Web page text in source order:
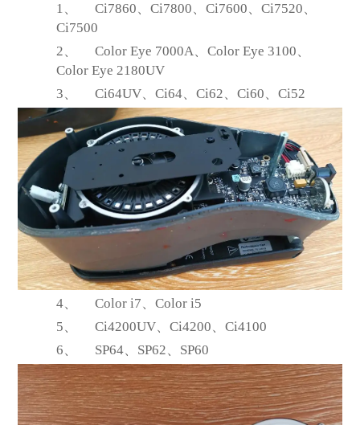
1、
Ci7860、Ci7800、Ci7600、Ci7520、
Ci7500
2、
Color Eye 7000A、Color Eye 3100、
Color Eye 2180UV
3、
Ci64UV、Ci64、Ci62、Ci60、Ci52
4、 Color i7、Color i5
5、
Ci4200UV、Ci4200、Ci4100
6、
SP64、SP62、SP60